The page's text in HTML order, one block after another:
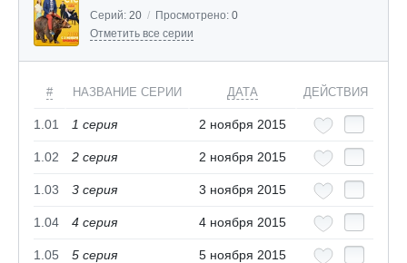
Серий: 20 / Просмотрено: 0
Отметить все серии
# НАЗВАНИЕ СЕРИИ ДАТА ДЕЙСТВИЯ
1.01 1 серия 2 ноября 2015
1.02 2 серия 2 ноября 2015
1.03 3 серия 3 ноября 2015
1.04 4 серия 4 ноября 2015
1.05 5 серия 5 ноября 2015